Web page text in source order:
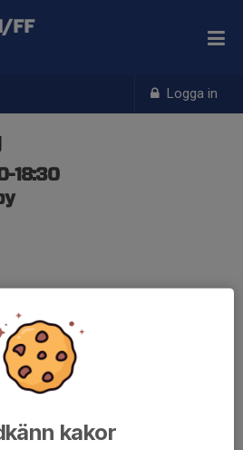
Logga in
FF
18:30
kakor